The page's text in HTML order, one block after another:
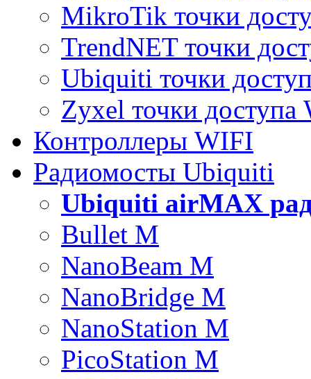
MikroTik точки
TrendNET точки
Ubiquiti точки
Zyxel точки доступа
Контроллеры WIFI
Радиомосты Ubiquiti
Ubiquiti airMAX
Bullet M
NanoBeam M
NanoBridge M
NanoStation M
PicoStation M